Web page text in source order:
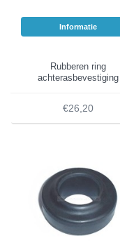
Informatie
Rubberen ring
achterasbevestiging
€26,20